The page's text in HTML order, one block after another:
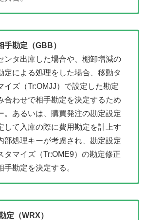
手勘定（GBB）
ンタ出庫した場合や、棚卸増減の
定による処理をした場合、移動タ
イズ（Tr:OMJJ）で設定した勘定
合わせで相手勘定を決定するため
。あるいは、購買発注の勘定設定
して入庫の際に費用勘定を計上す
部処理キーが考慮され、勘定設定
タマイズ（Tr:OME9）の勘定修正
手勘定を決定する。
定（WRX）